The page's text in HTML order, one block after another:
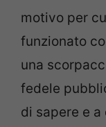
motivo per
funzionato
una
fedele
di sapere e a